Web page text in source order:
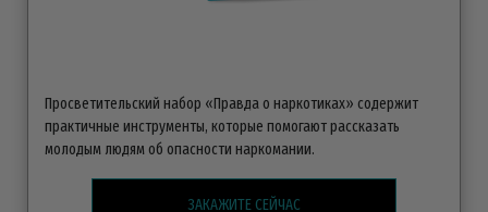
Просветительский набор «Правда о наркотиках» содержит
практичные инструменты, которые помогают рассказать
молодым людям об опасности наркомании.
ЗАКАЖИТЕ СЕЙЧАС